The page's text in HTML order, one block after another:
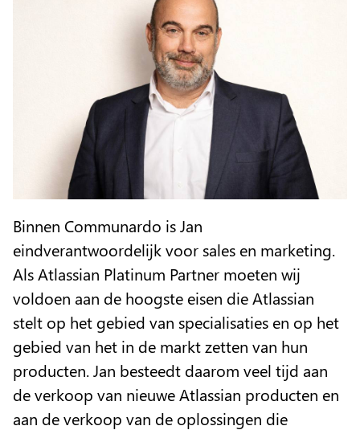
Binnen Communardo is Jan
eindverantwoordelijk voor sales en marketing.
Als Atlassian Platinum Partner moeten wij
voldoen aan de hoogste eisen die Atlassian
stelt op het gebied van specialisaties en op het
gebied van het in de markt zetten van hun
producten. Jan besteedt daarom veel tijd aan
de verkoop van nieuwe Atlassian producten en
aan de verkoop van de oplossingen die